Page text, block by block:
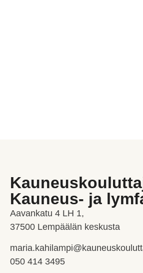
Kauneus- ja
Aavankatu 4 LH 1,
37500 Lempäälän keskusta
050 414 3495